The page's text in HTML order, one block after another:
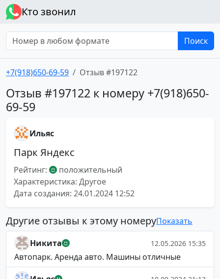
Кто звонил
Поиск
+7(918)650-69-59 Отзыв #197122
Отзыв #197122 к номеру +7(918)650-
69-59
Ильяс
Парк Яндекс
Рейтинг:
положительный
Характеристика: Другое
Дата создания: 24.01.2024 12:52
Другие отзывы к этому номеруПоказать
Никита 12.05.2026 15:35
Автопарк. Аренда авто. Машины отличные